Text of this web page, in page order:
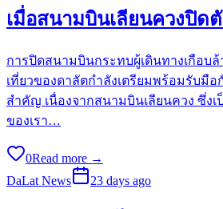
เมื่อสนามบินเลียนควงปิด
การปิดสนามบินกระทบผู้เดินทางเกือบ
เที่ยวของดาลัตกำลังเตรียมพร้อมรับมื
สำคัญ เนื่องจากสนามบินเลียนควง ซึ่งเ
ของเรา…
0Read more →
DaLat News
23 days ago